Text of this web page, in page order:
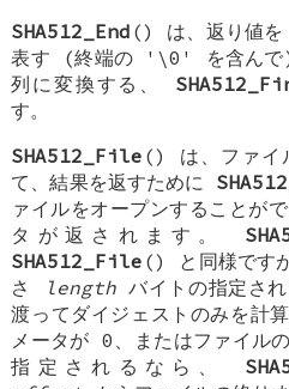
SHA512_End () は、返り値
表す (終端の '\0' を含ん
列に変換する、
す。
SHA512_File () は、ファイ
て、結果を返すために
ァイルをオープンすることが
タが返されます。
SHA512_File () と同様です
さ
lengthバイトの指定され
渡ってダイジェストのみを計
メータが 0、またはファイル
指定されるなら、